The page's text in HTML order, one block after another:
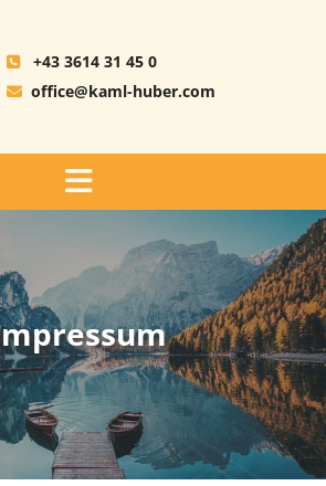
 +43 3614 31 45 0
 office@kaml-huber.com